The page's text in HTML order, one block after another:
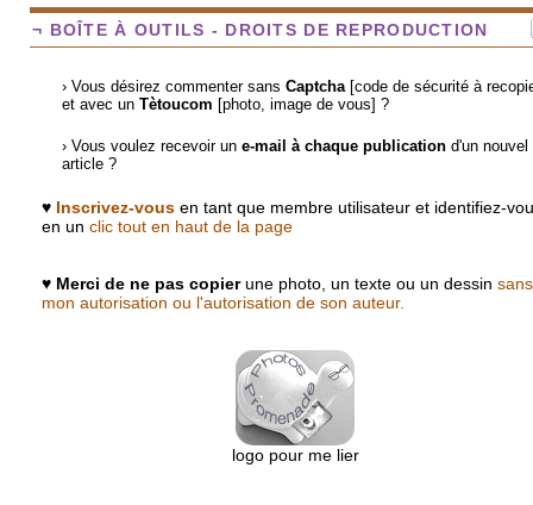
¬ BOÎTE À OUTILS - DROITS DE REPRODUCTION
› Vous désirez commenter sans Captcha [code de sécurité à
et avec un Tètoucom [photo, image de vous] ?
› Vous voulez recevoir un e-mail à chaque publication d'un nouvel
article ?
♥ Inscrivez-vous en tant que membre utilisateur et identifiez-
en un clic tout en haut de la page
♥ Merci de ne pas copierune photo, un texte ou un dessin sans
mon autorisation ou l'autorisation de son auteur.
logo pour me lier